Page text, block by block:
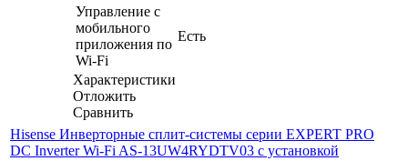
Управление c
мобильного
приложения по
Wi-Fi
Есть
Характеристики
Отложить
Сравнить
Hisense Инверторные сплит-системы серии EXPERT PRO
DC Inverter Wi-Fi AS-13UW4RYDTV03 с установкой